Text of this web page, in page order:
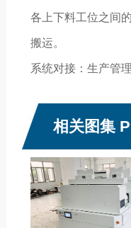
各上下料工位之间
搬运。
系统对接：生产管
相关图集